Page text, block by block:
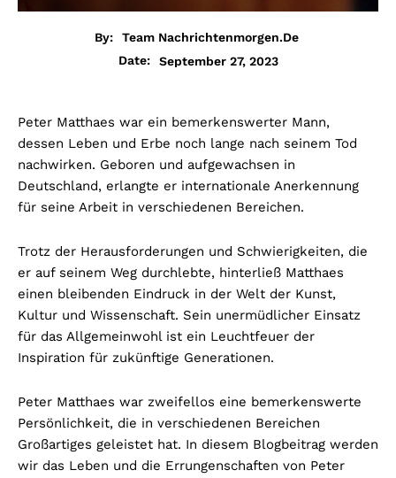
By:
Team Nachrichtenmorgen.de
Date:
September 27, 2023
Peter Matthaes war ein bemerkenswerter Mann,
dessen Leben und Erbe noch lange nach seinem Tod
nachwirken. Geboren und aufgewachsen in
Deutschland, erlangte er internationale Anerkennung
für seine Arbeit in verschiedenen Bereichen.
Trotz der Herausforderungen und Schwierigkeiten, die
er auf seinem Weg durchlebte, hinterließ Matthaes
einen bleibenden Eindruck in der Welt der Kunst,
Kultur und Wissenschaft. Sein unermüdlicher Einsatz
für das Allgemeinwohl ist ein Leuchtfeuer der
Inspiration für zukünftige Generationen.
Peter Matthaes war zweifellos eine bemerkenswerte
Persönlichkeit, die in verschiedenen Bereichen
Großartiges geleistet hat. In diesem Blogbeitrag werden
wir das Leben und die Errungenschaften von Peter